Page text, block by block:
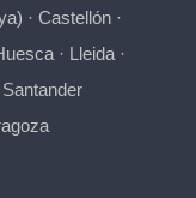
· Castellón·
· Lleida·
Santander